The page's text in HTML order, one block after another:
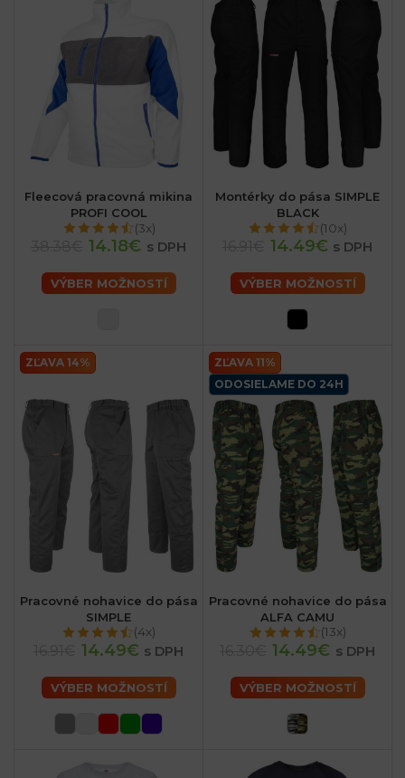
Fleecová pracovná mikina
PROFI COOL
(3x)
14.18€ s DPH
VÝBER MOŽNOSTÍ
Montérky do pása SIMPLE
BLACK
(10x)
14.49€ s DPH
VÝBER MOŽNOSTÍ
ZĽAVA 14%
Pracovné nohavice do pása
SIMPLE
(4x)
14.49€ s DPH
VÝBER MOŽNOSTÍ
ZĽAVA 11%
ODOSIELAME DO 24H
Pracovné nohavice do pása
ALFA CAMU
(13x)
14.49€ s DPH
VÝBER MOŽNOSTÍ